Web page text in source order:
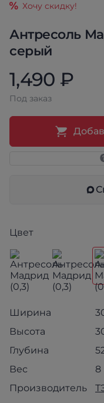
Антресоль
серый
Хочу скидку!
1,490 ₽
Под заказ
Цвет
Ширина
Высота
Глубина
Вес
8
Производитель